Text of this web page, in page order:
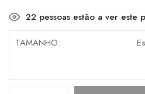
22 pessoas estão a ver este
TAMANHO